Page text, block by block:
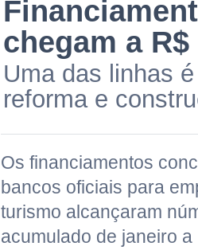
chegam a
Uma das linhas
reforma e
Os financiamentos
bancos oficiais para
turismo alcançaram
acumulado de janeiro